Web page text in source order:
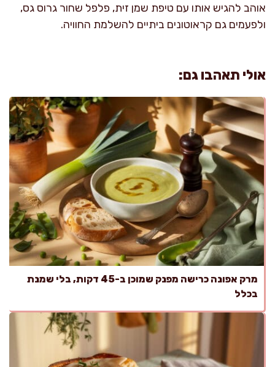
אוהב להגיש אותו עם טיפת שמן זית, פלפל שחור גרוס גס,
ולפעמים גם קראוטונים ביתיים להשלמת החוויה.
אולי תאהבו גם:
מרק אפונה כרישה מפנק שמוכן ב-45 דקות, בלי שמנת
בכלל